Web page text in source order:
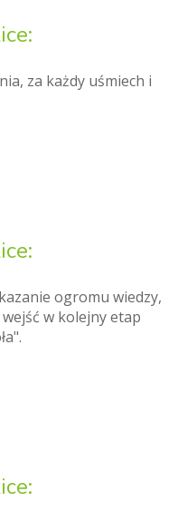
za każdy uśmiech i
ogromu wiedzy,
w kolejny etap